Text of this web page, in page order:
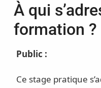
À qui
formation ?
Public :
Ce stage pratique